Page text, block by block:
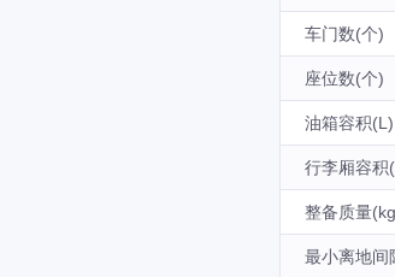
车门数(个)
座位数(个)
油箱容积(L)
行李厢容积
整备质量
最小离地间